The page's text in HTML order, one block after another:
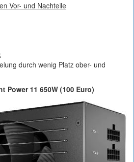
Vor- und Nachteile
durch wenig Platz ober- und
Power 11 650W (100 Euro)